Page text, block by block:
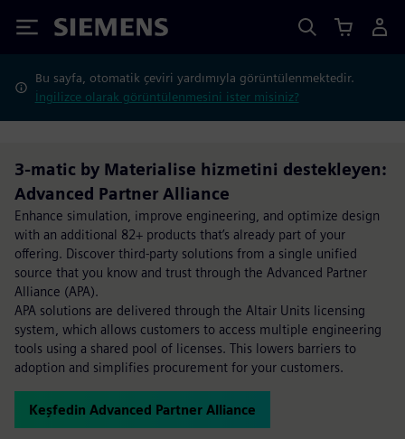
Siemens
Bu sayfa, otomatik çeviri yardımıyla görüntülenmektedir.
İngilizce olarak görüntülenmesini ister misiniz?
3-matic by Materialise hizmetini destekleyen:
Advanced Partner Alliance
Enhance simulation, improve engineering, and optimize design
with an additional 82+ products that’s already part of your
offering. Discover third-party solutions from a single unified
source that you know and trust through the Advanced Partner
Alliance (APA).
APA solutions are delivered through the Altair Units licensing
system, which allows customers to access multiple engineering
tools using a shared pool of licenses. This lowers barriers to
adoption and simplifies procurement for your customers.
Keşfedin Advanced Partner Alliance